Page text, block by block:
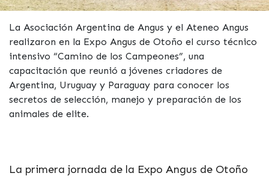
La Asociación Argentina de Angus y el Ateneo Angus
realizaron en la Expo Angus de Otoño el curso técnico
intensivo “Camino de los Campeones”, una
capacitación que reunió a jóvenes criadores de
Argentina, Uruguay y Paraguay para conocer los
secretos de selección, manejo y preparación de los
animales de elite.
La primera jornada de la Expo Angus de Otoño